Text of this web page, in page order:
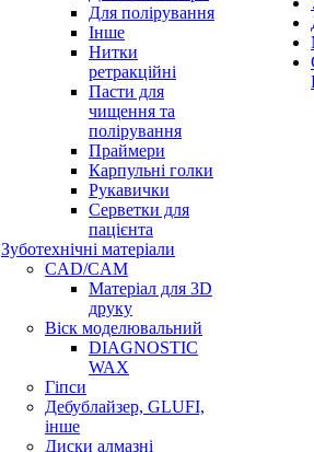
Для полірування
Інше
Нитки
ретракційні
Пасти для
чищення та
полірування
Праймери
Карпульні голки
Рукавички
Серветки для
пацієнта
Зуботехнічні матеріали
CAD/CAM
Матеріал для 3D
друку
Віск моделювальний
DIAGNOSTIC
WAX
Гіпси
Дебублайзер, GLUFI,
інше
Диски алмазні